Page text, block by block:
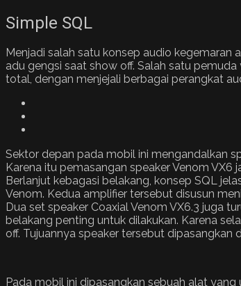
Simple SQL
Menjadi salah satu konsep audio kegemaran
adu gengsi saat show off. Salah satu
total, dengan menjejali berbagai perangkat
Sektor depan pada mobil ini mengandalkan
Karena itu pemasangan speaker Venom VX6
Berlanjut kebagasi belakang, konsep SQL
Venom. Kedua amplifier tersebut disusun
Dua set speaker Coaxial Venom VX6.3 juga
belakang penting untuk dilakukan. Karena
off. Tujuannya speaker tersebut dipasangkan
Pada mobil ini dipasangkan sebuah alat